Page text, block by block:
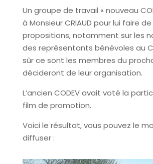
Un groupe de travail « nouveau
à Monsieur CRIAUD pour lui faire
propositions, notamment sur les
des représentants bénévoles au
sûr ce sont les membres du
décideront de leur organisation.
L’ancien CODEV avait voté la
film de promotion.
Voici le résultat, vous pouvez le
diffuser :